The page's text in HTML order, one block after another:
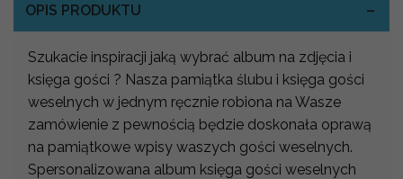
OPIS PRODUKTU
Szukacie inspiracji jaką wybrać album na zdjęcia i
księga gości ? Nasza pamiątka ślubu i księga gości
weselnych w jednym ręcznie robiona na Wasze
zamówienie z pewnością będzie doskonała oprawą
na pamiątkowe wpisy waszych gości weselnych.
Spersonalizowana album księga gości weselnych